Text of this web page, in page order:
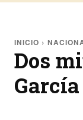
INICIO
Dos
García